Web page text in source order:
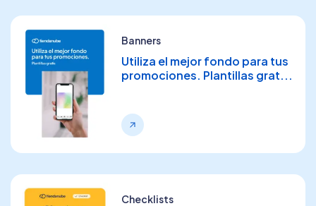
Banners
Utiliza el mejor fondo para tus
promociones. Plantillas grat...
Checklists